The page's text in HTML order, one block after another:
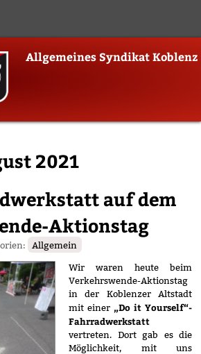
Allgemeines Syndikat Koblenz
2021
auf dem
Aktionstag
Allgemein
Wir waren heute beim
Verkehrswende-Aktionstag
in der Koblenzer Altstadt
mit einer „Do it Yourself“-
Fahrradwerkstatt
vertreten. Dort gab es die
Möglichkeit, mit uns